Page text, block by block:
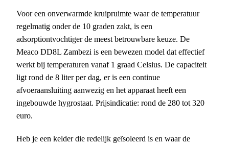
Voor een onverwarmde kruipruimte waar de temperatuur
regelmatig onder de 10 graden zakt, is een
adsorptiontvochtiger de meest betrouwbare keuze. De
Meaco DD8L Zambezi is een bewezen model dat effectief
werkt bij temperaturen vanaf 1 graad Celsius. De capaciteit
ligt rond de 8 liter per dag, er is een continue
afvoeraansluiting aanwezig en het apparaat heeft een
ingebouwde hygrostaat. Prijsindicatie: rond de 280 tot 320
euro.
Heb je een kelder die redelijk geïsoleerd is en waar de